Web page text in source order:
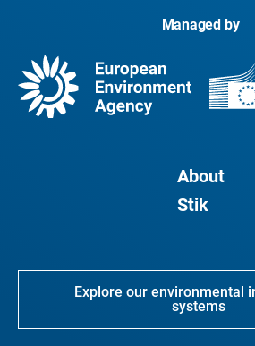
Managed by
About
Stik
Explore our environmental
systems